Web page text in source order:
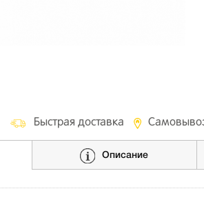
Быстрая доставка
Описание